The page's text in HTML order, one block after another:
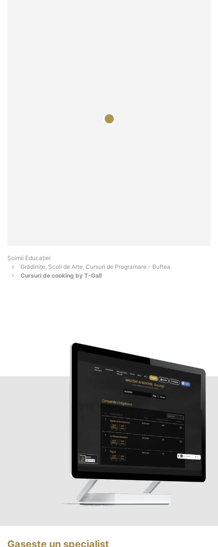
Șoimii Educației
Grădinițe, Școli de Arte, Cursuri de Programare - Buftea
Cursuri de cooking by T-Gall
Gasește un specialist